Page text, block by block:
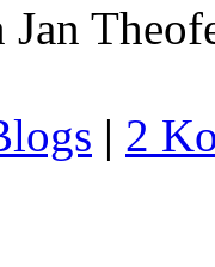
Jan
| 2